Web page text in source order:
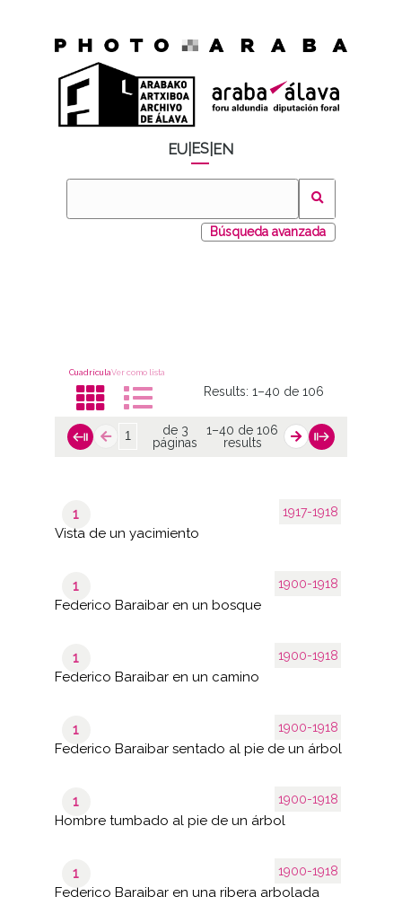
EU ES EN
Búsqueda avanzada
CuadrículaVer como lista
Results: 1–40 de 106
de 3
páginas
1–40 de 106
results
1917-1918
1
Vista de un yacimiento
1900-1918
1
Federico Baraibar en un bosque
1900-1918
1
Federico Baraibar en un camino
1900-1918
1
Federico Baraibar sentado al pie de un árbol
1900-1918
1
Hombre tumbado al pie de un árbol
1900-1918
1
Federico Baraibar en una ribera arbolada